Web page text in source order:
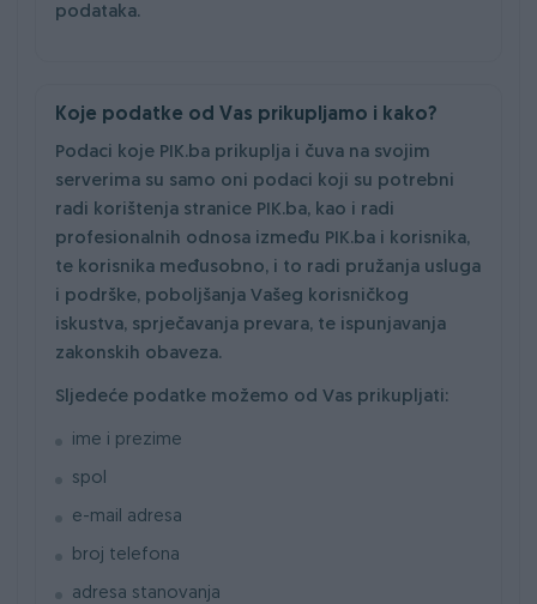
podataka.
Koje podatke od Vas prikupljamo i kako?
Podaci koje PIK.ba prikuplja i čuva na svojim
serverima su samo oni podaci koji su potrebni
radi korištenja stranice PIK.ba, kao i radi
profesionalnih odnosa između PIK.ba i korisnika,
te korisnika međusobno, i to radi pružanja usluga
i podrške, poboljšanja Vašeg korisničkog
iskustva, sprječavanja prevara, te ispunjavanja
zakonskih obaveza.
Sljedeće podatke možemo od Vas prikupljati:
ime i prezime
spol
e-mail adresa
broj telefona
adresa stanovanja